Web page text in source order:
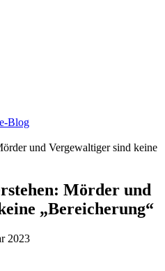
Mörder und
„Bereicherung“
2023